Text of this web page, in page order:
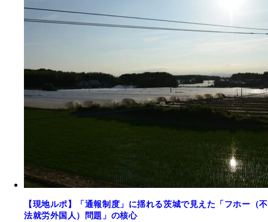
【現地ルポ】「通報制度」に揺れる茨城で見えた「フホー（不
法就労外国人）問題」の核心